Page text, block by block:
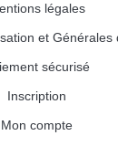
légales
et Générales
sécurisé
Inscription
Mon compte